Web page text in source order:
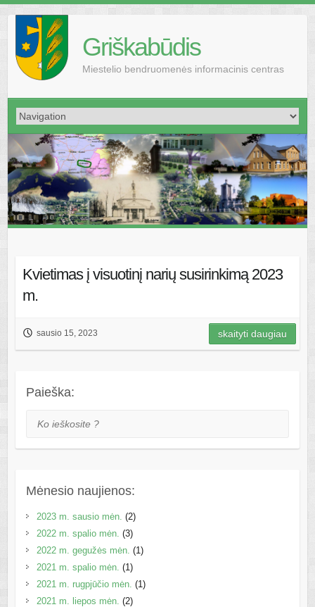
Griškabūdis
Miestelio bendruomenės informacinis centras
Kvietimas į visuotinį narių susirinkimą 2023
m.
sausio 15, 2023 skaityti daugiau
Paieška:
Ko ieškosite ?
Mėnesio naujienos:
2023 m. sausio mėn. (2)
2022 m. spalio mėn. (3)
2022 m. gegužės mėn. (1)
2021 m. spalio mėn. (1)
2021 m. rugpjūčio mėn. (1)
2021 m. liepos mėn. (2)